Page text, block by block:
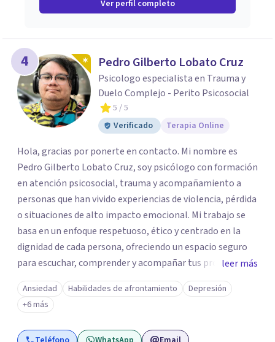
Ver perfil completo
4 Pedro Gilberto Lobato Cruz
Psicologo especialista en Trauma y
Duelo Complejo - Perito Psicosocial
5 / 5
Verificado
Terapia Online
Hola, gracias por ponerte en contacto. Mi nombre es
Pedro Gilberto Lobato Cruz, soy psicólogo con formación
en atención psicosocial, trauma y acompañamiento a
personas que han vivido experiencias de violencia, pérdida
o situaciones de alto impacto emocional. Mi trabajo se
basa en un enfoque respetuoso, ético y centrado en la
dignidad de cada persona, ofreciendo un espacio seguro
para escuchar, comprender y acompañar tus procesos
emocionales a tu propio ritmo. Creo firmemente en la
importancia de construir juntos herramientas que
fortalezcan el bienestar, la autonomía y el sentido de
vida. Será un gusto acompañarte en este proceso. Quedo
leer más
Ansiedad Habilidades de afrontamiento
Depresión
+6 más